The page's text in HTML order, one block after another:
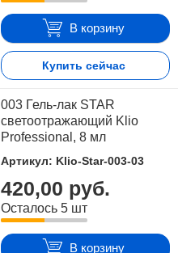
В корзину
Купить сейчас
003 Гель-лак STAR
светоотражающий Klio
Professional, 8 мл
Артикул: Klio-Star-003-03
420,00 руб.
Осталось 5 шт
В корзину